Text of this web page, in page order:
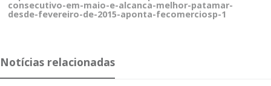
consecutivo-em-maio-e-alcanca-melhor-patamar-
desde-fevereiro-de-2015-aponta-fecomerciosp-1
Notícias relacionadas